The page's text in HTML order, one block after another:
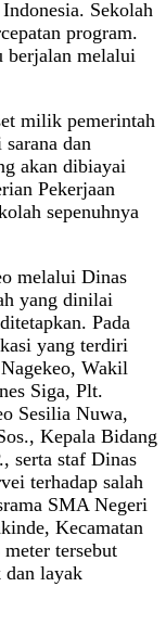
Sekolah
program.
berjalan melalui
milik pemerintah
dan
akan dibiayai
Pekerjaan
sepenuhnya
melalui Dinas
yang dinilai
Pada
yang terdiri
Wakil
Siga, Plt.
Sesilia Nuwa,
Kepala Bidang
serta staf Dinas
terhadap salah
SMA Negeri
Kecamatan
tersebut
dan layak